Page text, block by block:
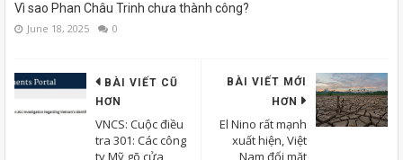
Vì sao Phan Châu Trinh chưa thành công?
June 18, 2025 0
BÀI VIẾT MỚI
HƠN
El Nino rất mạnh
xuất hiện, Việt
BÀI VIẾT CŨ
HƠN
VNCS: Cuộc điều
tra 301: Các công